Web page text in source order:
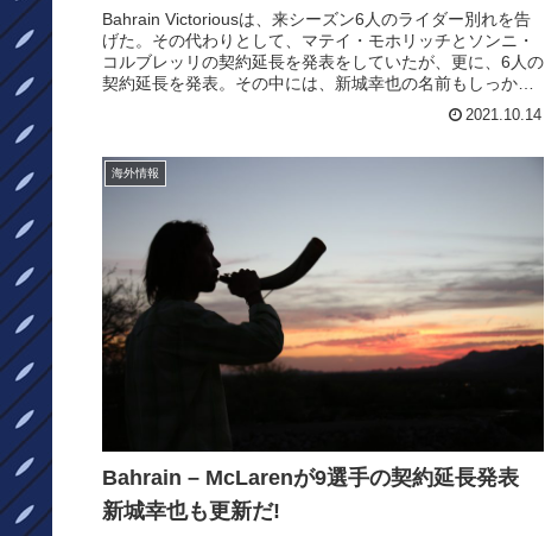
Bahrain Victoriousは、来シーズン6人のライダー別れを告
げた。その代わりとして、マテイ・モホリッチとソンニ・
コルブレッリの契約延長を発表をしていたが、更に、6人の
契約延長を発表。その中には、新城幸也の名前もしっかり
2021.10.14
海外情報
Bahrain – McLarenが9選手の契約延長発表
新城幸也も更新だ!